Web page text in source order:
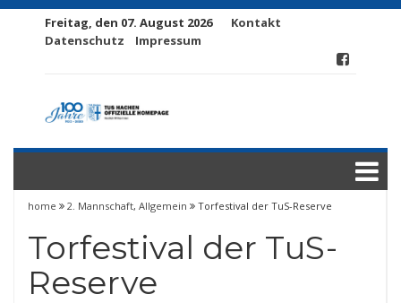
Freitag, den 07. August 2026
Kontakt
Datenschutz
Impressum
home 2. Mannschaft, Allgemein Torfestival der TuS-Reserve
Torfestival der TuS-
Reserve